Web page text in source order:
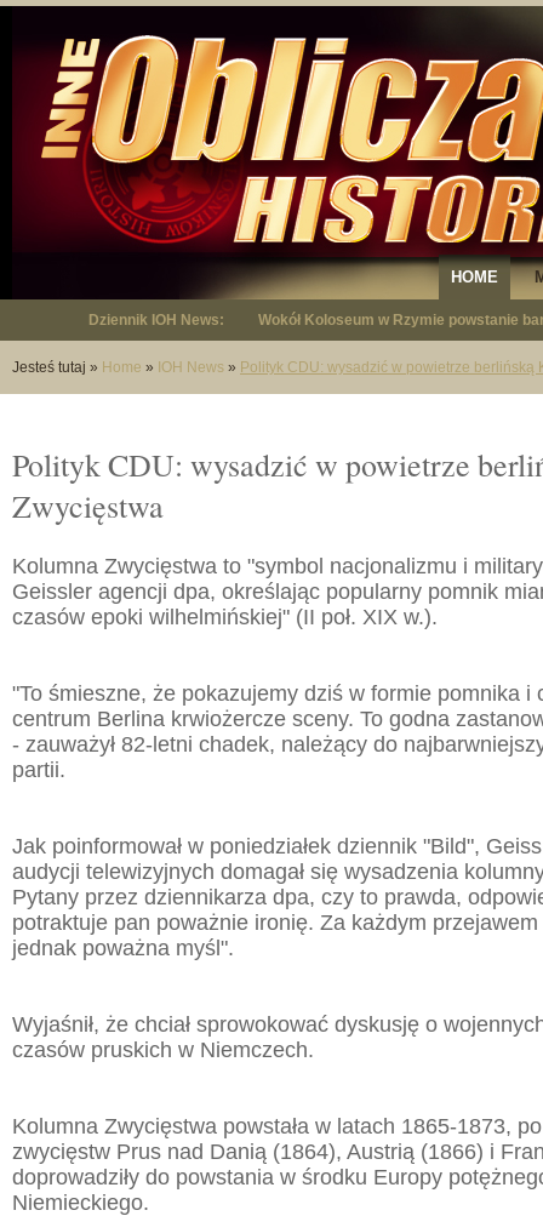
HOME
Dziennik IOH News: Wokół Koloseum w Rzymie powstanie
"Niepodległy - opowieść o Januszu
Jesteś tutaj » Home » IOH News » Polityk CDU: wysadzić w powietrze berlińską
Polityk CDU: wysadzić w powietrze
Zwycięstwa
Kolumna Zwycięstwa to "symbol nacjonalizmu i
Geissler agencji dpa, określając popularny pomnik
czasów epoki wilhelmińskiej" (II poł. XIX w.).
"To śmieszne, że pokazujemy dziś w formie pomnika i
centrum Berlina krwiożercze sceny. To godna
- zauważył 82-letni chadek, należący do
partii.
Jak poinformował w poniedziałek dziennik "Bild",
audycji telewizyjnych domagał się wysadzenia
Pytany przez dziennikarza dpa, czy to prawda,
potraktuje pan poważnie ironię. Za każdym
jednak poważna myśl".
Wyjaśnił, że chciał sprowokować dyskusję o
czasów pruskich w Niemczech.
Kolumna Zwycięstwa powstała w latach 1865-1873,
zwycięstw Prus nad Danią (1864), Austrią (1866) i
doprowadziły do powstania w środku Europy
Niemieckiego.